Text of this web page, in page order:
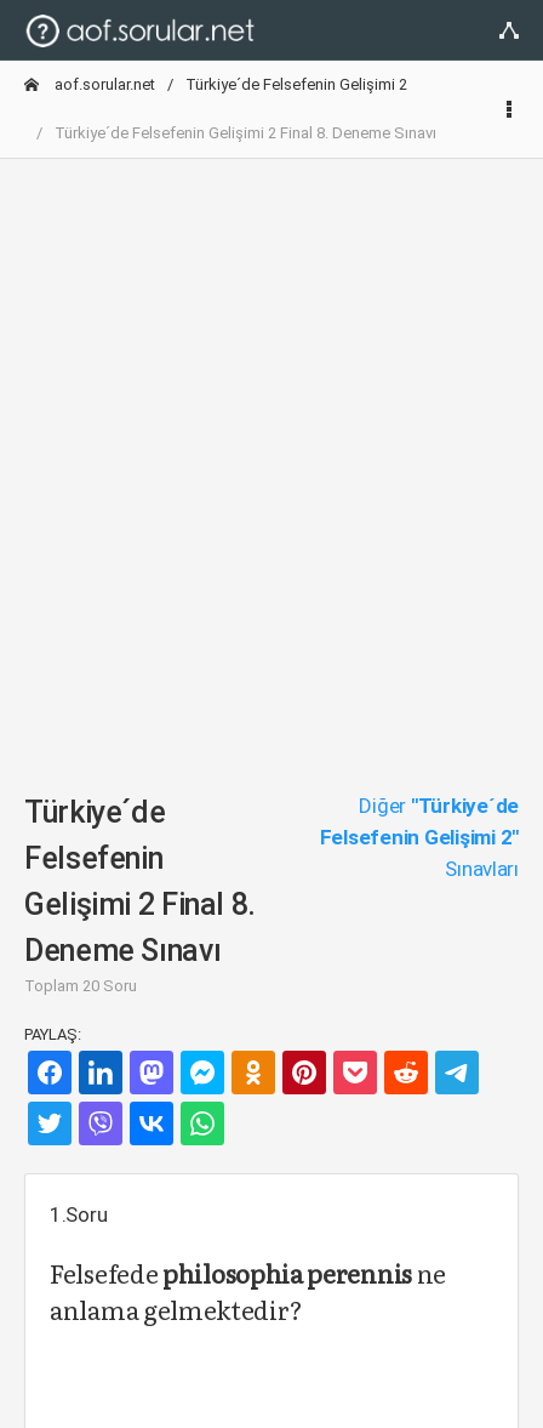
aof.sorular.net Türkiye´de Felsefenin Gelişimi 2
Türkiye´de Felsefenin Gelişimi 2 Final 8. Deneme Sınavı
Türkiye´de
Felsefenin
Gelişimi 2 Final 8.
Deneme Sınavı
Toplam 20 Soru
Diğer "Türkiye´de
Felsefenin Gelişimi 2"
Sınavları
PAYLAŞ:
1.Soru
Felsefedephilosophia perennisne
anlama gelmektedir?